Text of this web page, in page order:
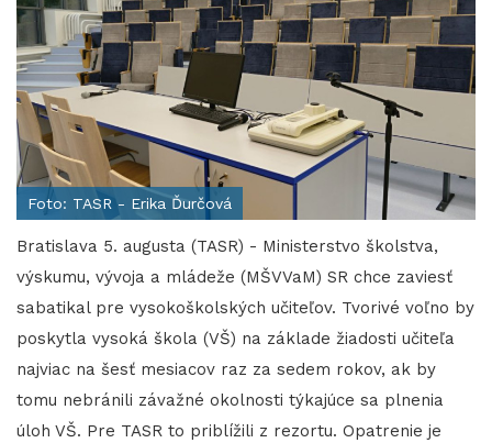
Foto: TASR - Erika Ďurčová
Bratislava 5. augusta (TASR) - Ministerstvo školstva,
výskumu, vývoja a mládeže (MŠVVaM) SR chce zaviesť
sabatikal pre vysokoškolských učiteľov. Tvorivé voľno by
poskytla vysoká škola (VŠ) na základe žiadosti učiteľa
najviac na šesť mesiacov raz za sedem rokov, ak by
tomu nebránili závažné okolnosti týkajúce sa plnenia
úloh VŠ. Pre TASR to priblížili z rezortu. Opatrenie je